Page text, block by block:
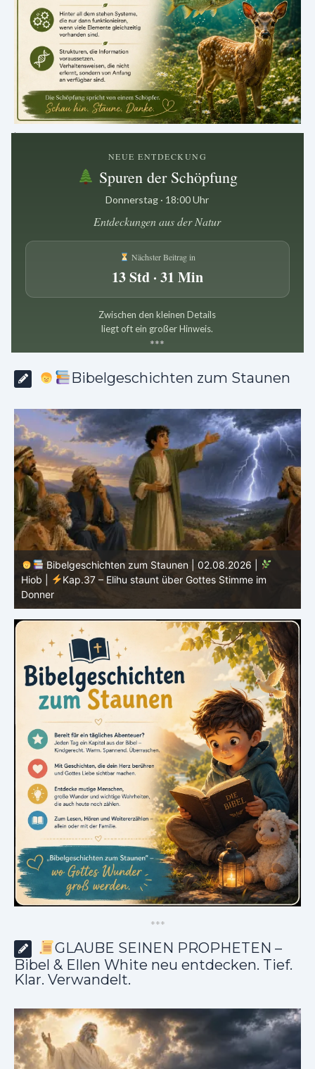
.
NEUE ENTDECKUNG
Spuren der Schöpfung
Donnerstag · 18:00 Uhr
Entdeckungen aus der Natur
Nächster Beitrag in
13 Std · 31 Min
Zwischen den kleinen Details
liegt oft ein großer Hinweis.
***
Bibelgeschichten zum Staunen
Bibelgeschichten zum Staunen | 02.08.2026 |
Hiob |
Kap.37 – Elihu staunt über Gottes Stimme im
Donner
***
GLAUBE SEINEN PROPHETEN –
Bibel & Ellen White neu entdecken. Tief.
Klar. Verwandelt.